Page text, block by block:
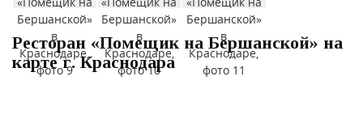
Ресторан «Помещик на Бершанской» на
карте г. Краснодара